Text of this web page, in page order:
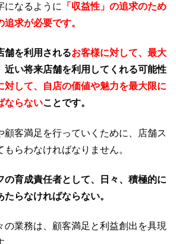
になるように
「収益性」の追求のため
求が必要です。
舗を利用されるお客様に対して、最大
近い将来店舗を利用してくれる可能性
対して、自店の価値や魅力を最大限に
ならないことです。
顧客満足を行っていくために、店舗ス
らわなければなりません。
の育成責任者として、日々、積極的に
らなければならない。
の業務は、顧客満足と利益創出を具現